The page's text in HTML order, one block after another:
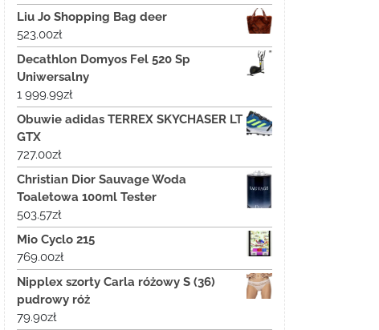
Liu Jo Shopping Bag deer
523.00zł
Decathlon Domyos Fel 520 Sp
Uniwersalny
1 999.99zł
Obuwie adidas TERREX SKYCHASER LT
GTX
727.00zł
Christian Dior Sauvage Woda
Toaletowa 100ml Tester
503.57zł
Mio Cyclo 215
769.00zł
Nipplex szorty Carla różowy S (36)
pudrowy róż
79.90zł